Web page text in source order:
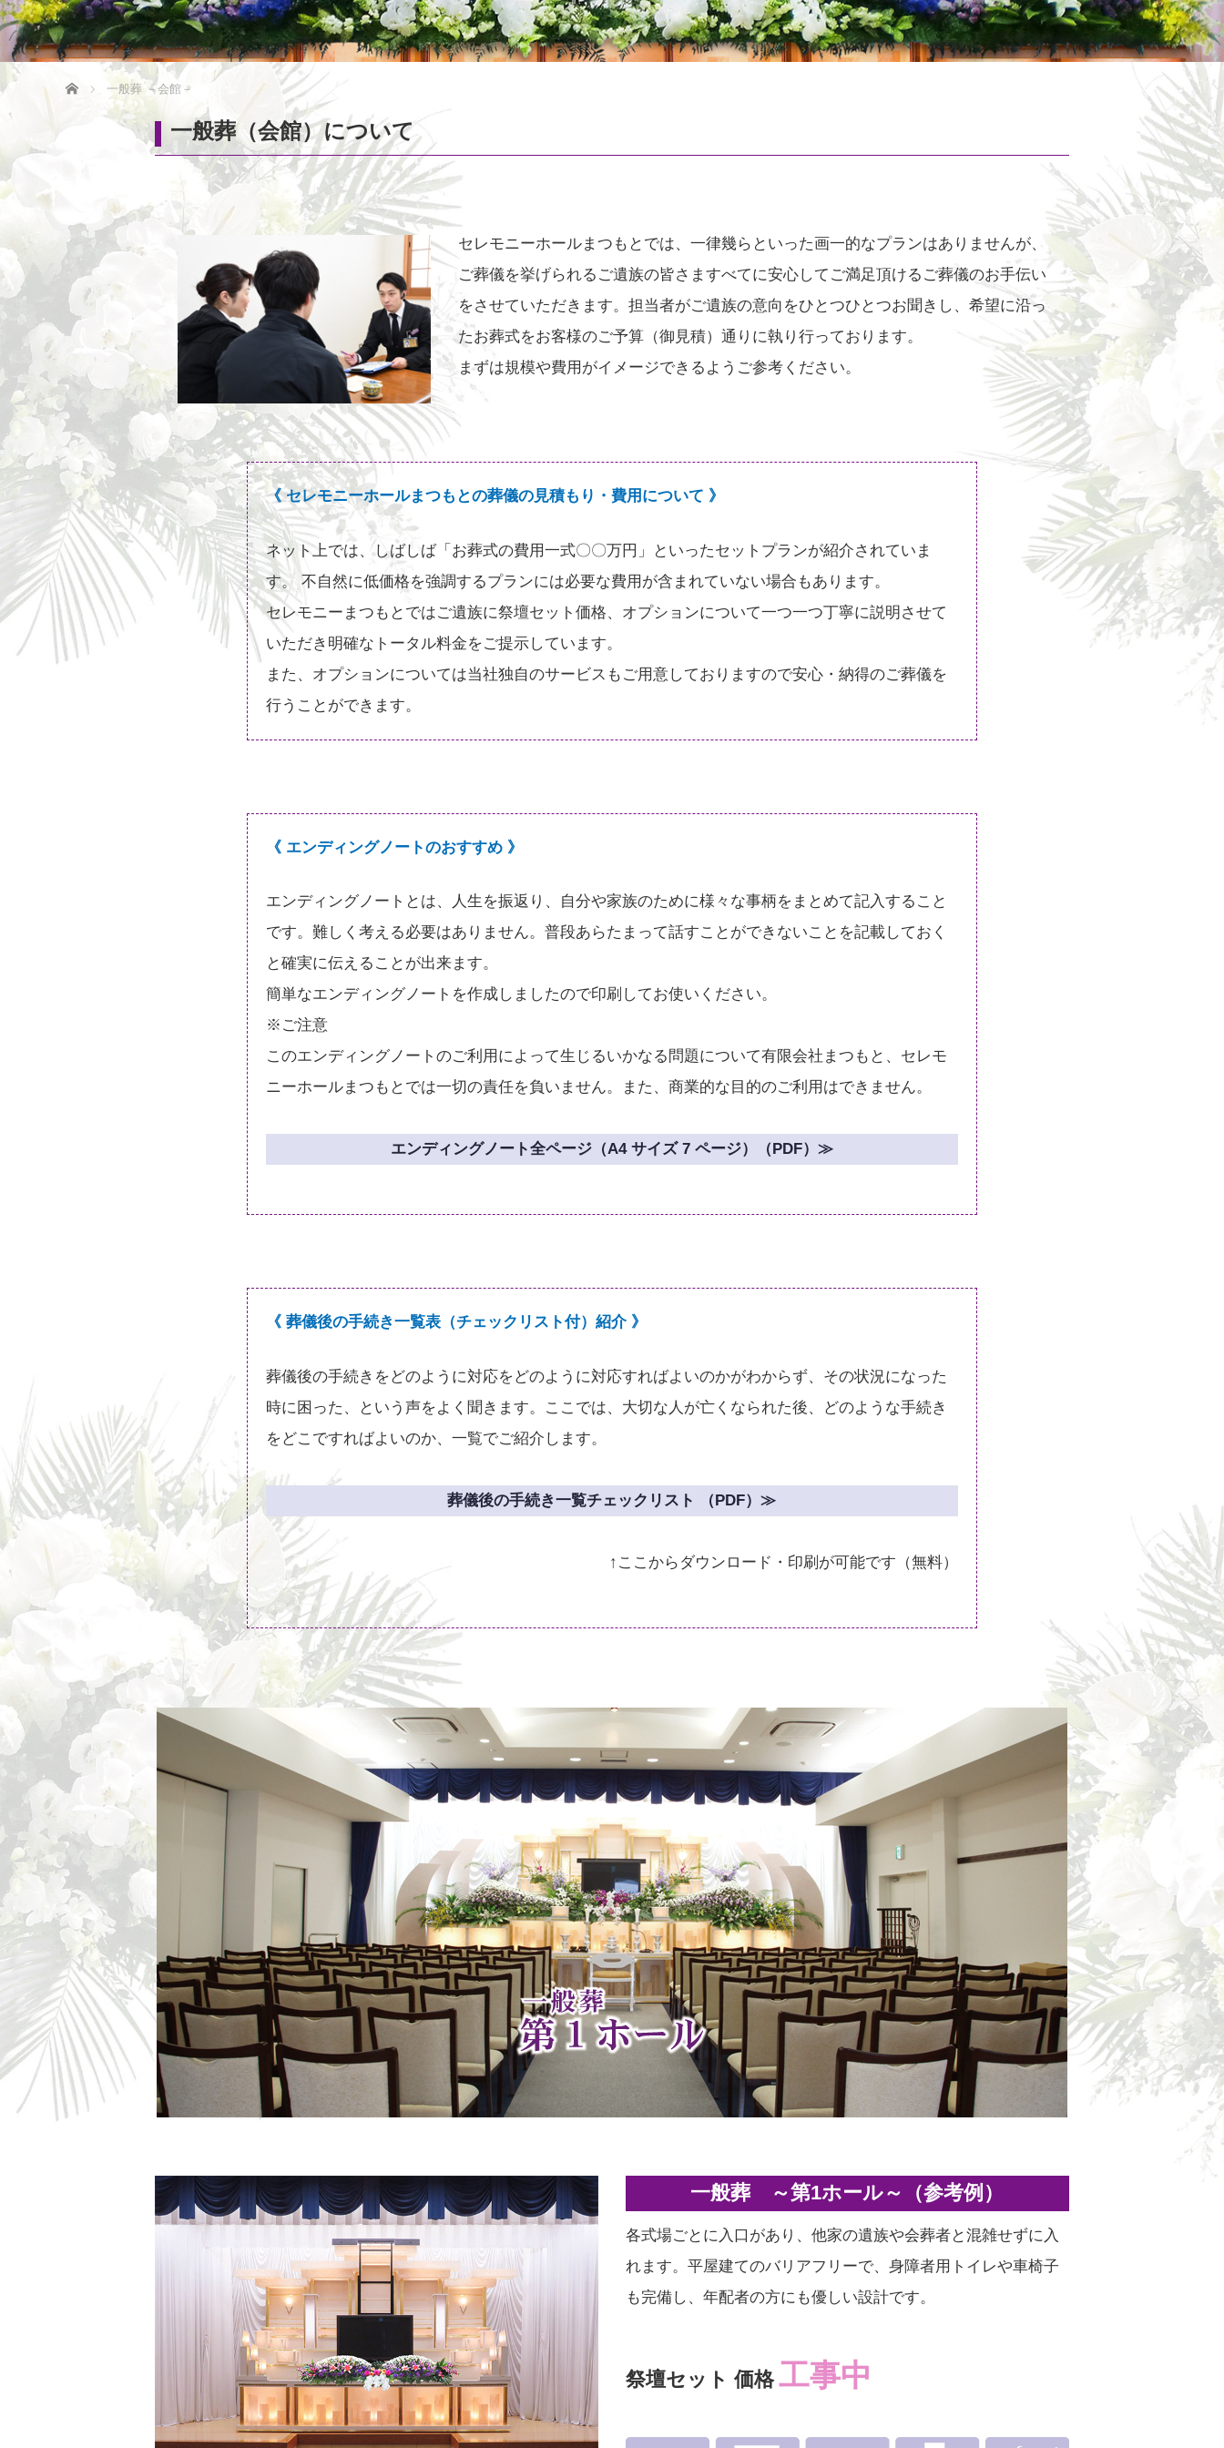
ホーム 一般葬 －会館－
一般葬（会館）について
セレモニーホールまつもとでは、一律幾らといった画一的なプランはありませんが、
ご葬儀を挙げられるご遺族の皆さますべてに安心してご満足頂けるご葬儀のお手伝い
をさせていただきます。担当者がご遺族の意向をひとつひとつお聞きし、希望に沿っ
たお葬式をお客様のご予算（御見積）通りに執り行っております。
まずは規模や費用がイメージできるようご参考ください。
《 セレモニーホールまつもとの葬儀の見積もり・費用について 》
ネット上では、しばしば「お葬式の費用一式〇〇万円」といったセットプランが紹介されていま
す。 不自然に低価格を強調するプランには必要な費用が含まれていない場合もあります。
セレモニーまつもとではご遺族に祭壇セット価格、オプションについて一つ一つ丁寧に説明させて
いただき明確なトータル料金をご提示しています。
また、オプションについては当社独自のサービスもご用意しておりますので安心・納得のご葬儀を
行うことができます。
《 エンディングノートのおすすめ 》
エンディングノートとは、人生を振返り、自分や家族のために様々な事柄をまとめて記入すること
です。難しく考える必要はありません。普段あらたまって話すことができないことを記載しておく
と確実に伝えることが出来ます。
簡単なエンディングノートを作成しましたので印刷してお使いください。
※ご注意
このエンディングノートのご利用によって生じるいかなる問題について有限会社まつもと、セレモ
ニーホールまつもとでは一切の責任を負いません。また、商業的な目的のご利用はできません。
エンディングノート全ページ（A4 サイズ 7 ページ）（PDF）≫
《 葬儀後の手続き一覧表（チェックリスト付）紹介 》
葬儀後の手続きをどのように対応をどのように対応すればよいのかがわからず、その状況になった
時に困った、という声をよく聞きます。ここでは、大切な人が亡くなられた後、どのような手続き
をどこですればよいのか、一覧でご紹介します。
葬儀後の手続き一覧チェックリスト （PDF）≫
↑ここからダウンロード・印刷が可能です（無料）
一般葬 ～第1ホール～ （参考例）
各式場ごとに入口があり、他家の遺族や会葬者と混雑せずに入
れます。平屋建てのバリアフリーで、身障者用トイレや車椅子
も完備し、年配者の方にも優しい設計です。
祭壇セット 価格 工事中